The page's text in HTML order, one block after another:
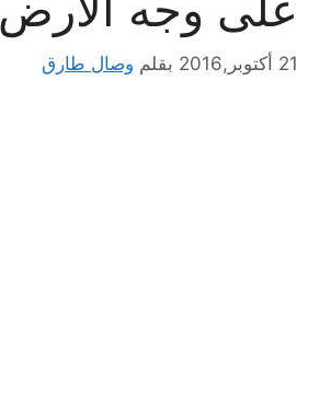
21 أكتوبر,2016 بقلم وصال طارق